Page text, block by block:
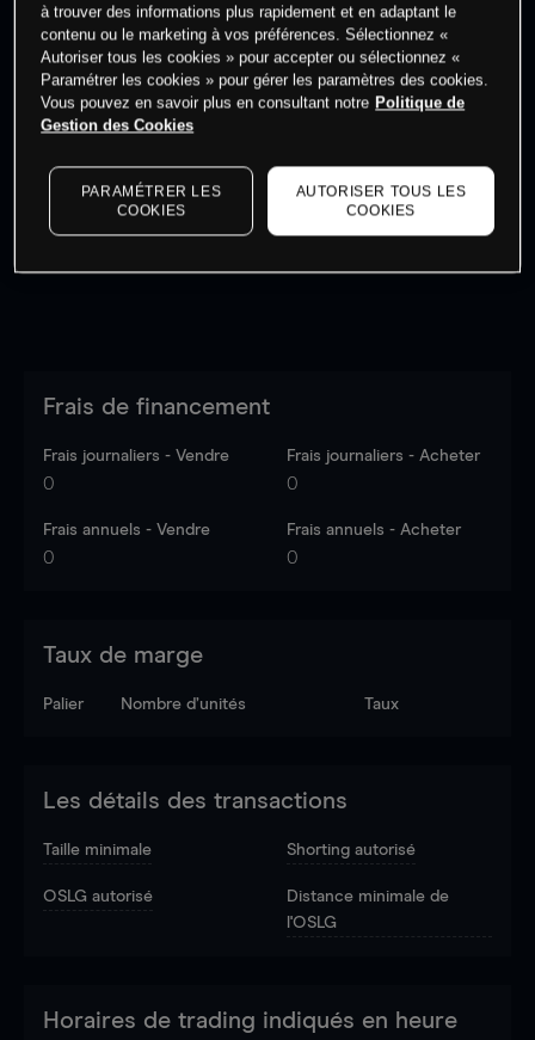
dernières données du marché.Log into see latest
market data
Frais de financement
Frais journaliers - Vendre
0
Frais journaliers - Acheter
0
Frais annuels - Vendre
0
Frais annuels - Acheter
0
Taux de marge
Palier Nombre d’unités Taux
Les détails des transactions
Taille minimale Shorting autorisé
OSLG autorisé
Distance minimale de
l'OSLG
Horaires de trading indiqués en heure
à trouver des informations plus rapidement et en adaptant le
contenu ou le marketing à vos préférences. Sélectionnez «
Autoriser tous les cookies » pour accepter ou sélectionnez «
Paramétrer les cookies » pour gérer les paramètres des cookies.
Vous pouvez en savoir plus en consultant notre Politique de
Gestion des Cookies
PARAMÉTRER LES
COOKIES
AUTORISER TOUS LES
COOKIES